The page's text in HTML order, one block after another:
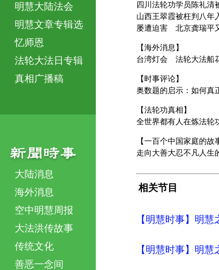
明慧大陆法会
明慧文章专辑选
忆师恩
法轮大法日专辑
真相广播稿
大陆消息
海外消息
空中明慧周报
大法洪传故事
传统文化
善恶一念间
四川法轮功学员陈礼清
山西王翠霞被枉判八年
屡遭迫害 北京龚瑞平
【海外消息】
台湾灯会 法轮大法船
【时事评论】
奥数题的启示：如何真
【法轮功真相】
全世界都有人在炼法轮
【一百个中国家庭的故
走向大善大忍不凡人生
相关节目
【明慧时事】明
【明慧时事】明